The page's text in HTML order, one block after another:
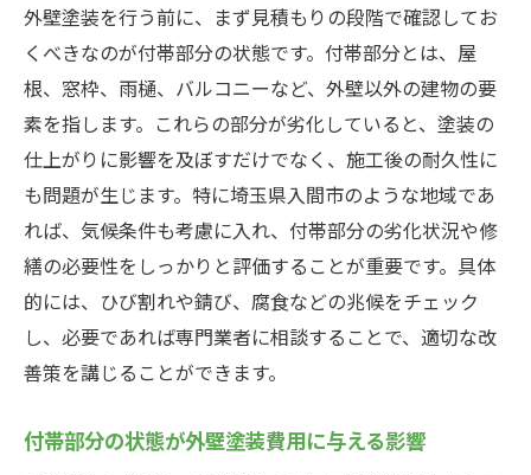
外壁塗装を行う前に、まず見積もりの段階で確認してお
くべきなのが付帯部分の状態です。付帯部分とは、屋
根、窓枠、雨樋、バルコニーなど、外壁以外の建物の要
素を指します。これらの部分が劣化していると、塗装の
仕上がりに影響を及ぼすだけでなく、施工後の耐久性に
も問題が生じます。特に埼玉県入間市のような地域であ
れば、気候条件も考慮に入れ、付帯部分の劣化状況や修
繕の必要性をしっかりと評価することが重要です。具体
的には、ひび割れや錆び、腐食などの兆候をチェック
し、必要であれば専門業者に相談することで、適切な改
善策を講じることができます。
付帯部分の状態が外壁塗装費用に与える影響